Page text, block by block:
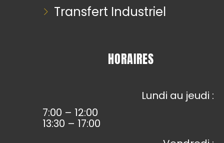
Transfert Industriel
HORAIRES
Lundi au jeudi :
7:00 – 12:00
13:30 – 17:00